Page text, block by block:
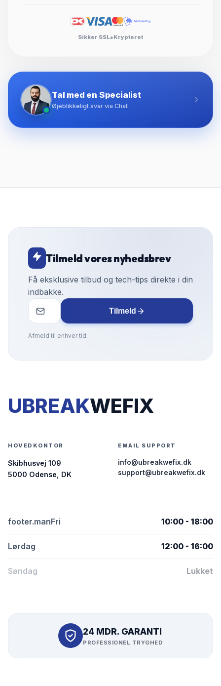
Sikker SSL●Krypteret
Tal med en Specialist
Øjeblikkeligt svar via Chat
Tilmeld vores nyhedsbrev
Få eksklusive tilbud og tech-tips direkte i din
indbakke.
Tilmeld
Afmeld til enhver tid.
UBREAKWEFIX
HOVEDKONTOR
Skibhusvej 109
5000 Odense, DK
EMAIL SUPPORT
info@ubreakwefix.dk
support@ubreakwefix.dk
footer.manFri 10:00 - 18:00
Lørdag 12:00 - 16:00
Søndag Lukket
24 MDR. GARANTI
PROFESSIONEL TRYGHED